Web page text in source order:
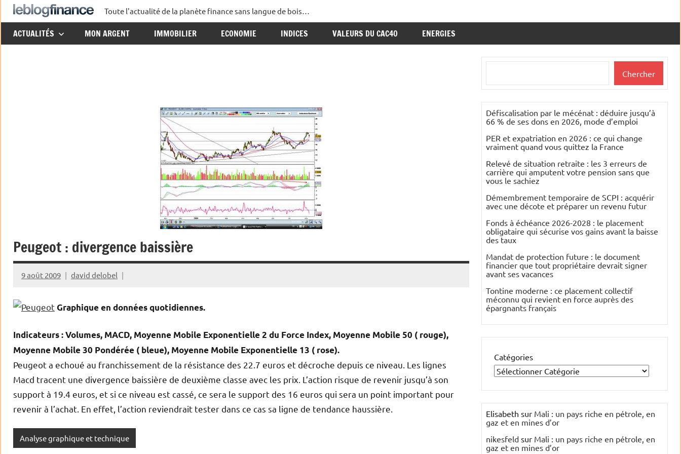
Aller
au
contenu
Le
Blog
Toute l'actualité de la planète finance sans langue de bois…
ACTUALITÉS MON ARGENT IMMOBILIER ECONOMIE INDICES VALEURS DU CAC40 ENERGIES
Peugeot : divergence baissière
9 août 2009 david delobel
Graphique en données quotidiennes.
Indicateurs : Volumes, MACD, Moyenne Mobile Exponentielle 2 du Force Index, Moyenne Mobile 50 ( rouge),
Moyenne Mobile 30 Pondérée ( bleue), Moyenne Mobile Exponentielle 13 ( rose).
Peugeot a echoué au franchissement de la résistance des 22.7 euros et décroche depuis ce niveau. Les lignes
Macd tracent une divergence baissière de deuxième classe avec les prix. L’action risque de revenir jusqu’à son
support à 19.4 euros, et si ce niveau est cassé, ce sera le support des 16 euros qui sera un point important pour
revenir à l’achat. En effet, l’action reviendrait tester dans ce cas sa ligne de tendance haussière.
Analyse graphique et technique
Chercher
Défiscalisation par le mécénat : déduire jusqu’à
66 % de ses dons en 2026, mode d’emploi
PER et expatriation en 2026 : ce qui change
vraiment quand vous quittez la France
Relevé de situation retraite : les 3 erreurs de
carrière qui amputent votre pension sans que
vous le sachiez
Démembrement temporaire de SCPI : acquérir
avec une décote et préparer un revenu futur
Fonds à échéance 2026-2028 : le placement
obligataire qui sécurise vos gains avant la baisse
des taux
Mandat de protection future : le document
financier que tout propriétaire devrait signer
avant ses vacances
Tontine moderne : ce placement collectif
méconnu qui revient en force auprès des
épargnants français
Catégories
Elisabeth sur Mali : un pays riche en pétrole, en
gaz et en mines d’or
nikesfeld sur Mali : un pays riche en pétrole, en
gaz et en mines d’or